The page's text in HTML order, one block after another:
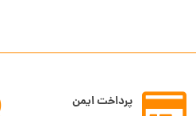
پرداخت ایمن